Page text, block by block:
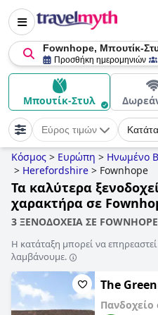
Fownhope, Μπουτίκ-
Προσθήκη ημερομηνιών
Μπουτίκ-Στυλ
Εύρος τιμών
Κόσμος > Ευρώπη > Ηνωμένο
> Herefordshire > Fownhope
Τα καλύτερα
χαρακτήρα σε
3 ΞΕΝΟΔΟΧΕΙΑ ΣΕ
Η κατάταξη μπορεί να
λαμβάνουμε.
The
Πανδοχείο